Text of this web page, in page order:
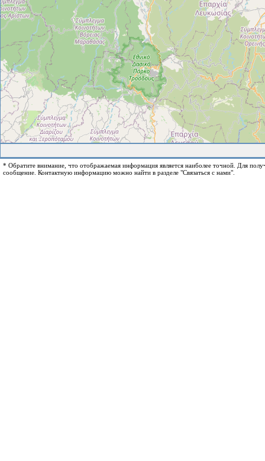
* Обратите внимание, что отображаемая информация является наиболее точной. Для
сообщение. Контактную информацию можно найти в разделе "Связаться с нами".